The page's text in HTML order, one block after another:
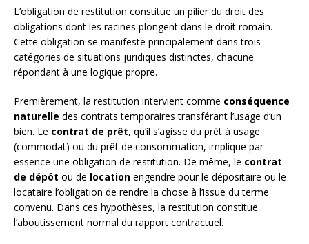
L’obligation de restitution constitue un pilier du droit des
obligations dont les racines plongent dans le droit romain.
Cette obligation se manifeste principalement dans trois
catégories de situations juridiques distinctes, chacune
répondant à une logique propre.
Premièrement, la restitution intervient comme conséquence
naturelle des contrats temporaires transférant l’usage d’un
bien. Le contrat de prêt, qu’il s’agisse du prêt à usage
(commodat) ou du prêt de consommation, implique par
essence une obligation de restitution. De même, le contrat
de dépôt ou de location engendre pour le dépositaire ou le
locataire l’obligation de rendre la chose à l’issue du terme
convenu. Dans ces hypothèses, la restitution constitue
l’aboutissement normal du rapport contractuel.